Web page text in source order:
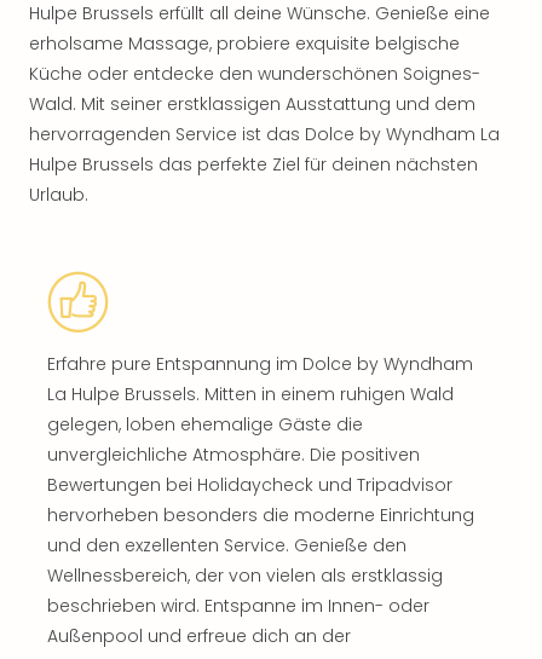
Hulpe Brussels erfüllt all deine Wünsche. Genieße eine
erholsame Massage, probiere exquisite belgische
Küche oder entdecke den wunderschönen Soignes-
Wald. Mit seiner erstklassigen Ausstattung und dem
hervorragenden Service ist das Dolce by Wyndham La
Hulpe Brussels das perfekte Ziel für deinen nächsten
Urlaub.
Erfahre pure Entspannung im Dolce by Wyndham
La Hulpe Brussels. Mitten in einem ruhigen Wald
gelegen, loben ehemalige Gäste die
unvergleichliche Atmosphäre. Die positiven
Bewertungen bei Holidaycheck und Tripadvisor
hervorheben besonders die moderne Einrichtung
und den exzellenten Service. Genieße den
Wellnessbereich, der von vielen als erstklassig
beschrieben wird. Entspanne im Innen- oder
Außenpool und erfreue dich an der